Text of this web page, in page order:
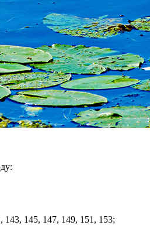
143, 145, 147, 149, 151, 153;